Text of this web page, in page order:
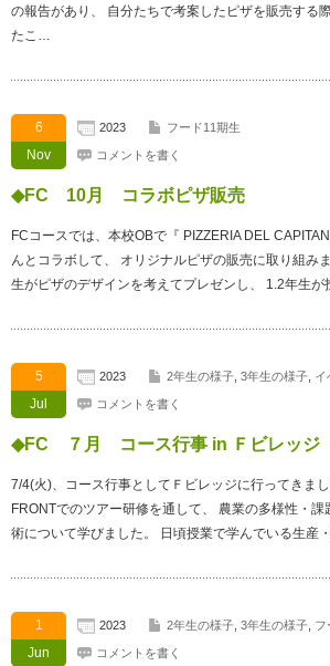
の報告があり、 自分たちで考案したピザを販売する
たこ…
6
Nov
2023 フード11期生
コメントを書く
◆FC 10月 コラボピザ販売
FCコースでは、本校OBで『 PIZZERIA DEL
んとコラボして、 オリジナルピザの販売に取り組み
生がピザのデザインを考えてプレゼンし、 1.2年生
5
Jul
2023 2年生の様子 3年生の様子 イ
コメントを書く
◆FC ７月 コース行事 in Ｆビレッジ
7/4(火)、コース行事としてＦビレッジに行ってきまし
FRONTでのツアー研修を通して、 農業の多様性・
術について学びました。 日頃授業で学んでいる生産
1
Jun
2023 2年生の様子 3年生の様子 フ
コメントを書く